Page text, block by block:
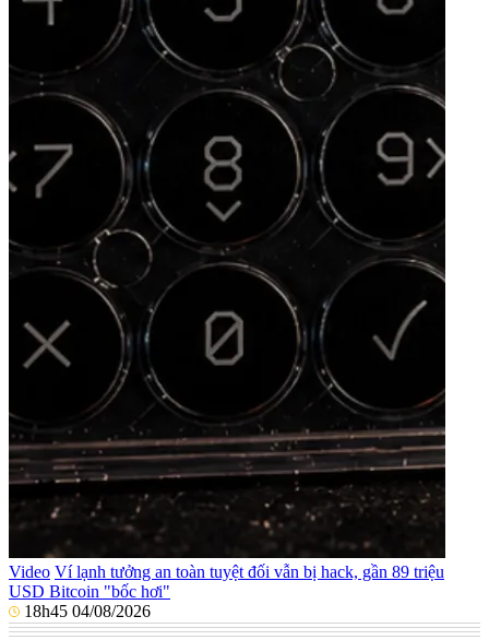
Video Ví lạnh tưởng an toàn tuyệt đối vẫn bị hack, gần 89 triệu
USD Bitcoin "bốc hơi"
18h45 04/08/2026